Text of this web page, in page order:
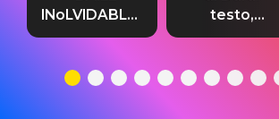
INoLVIDABLE”:
testo,
significato
testo,
traduzione e
del singolo